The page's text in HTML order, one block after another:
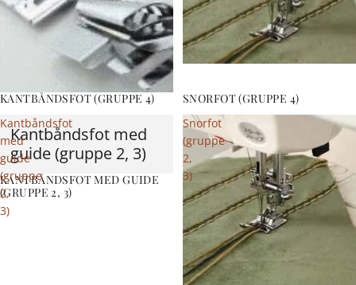
KANTBÅNDSFOT (GRUPPE 4)
SNORFOT (GRUPPE 4)
Kantbåndsfot
med
guide
(gruppe
2,
3)
Kantbåndsfot med
guide (gruppe 2, 3)
KANTBÅNDSFOT MED GUIDE
(GRUPPE 2, 3)
Snorfot
(gruppe
2,
3)